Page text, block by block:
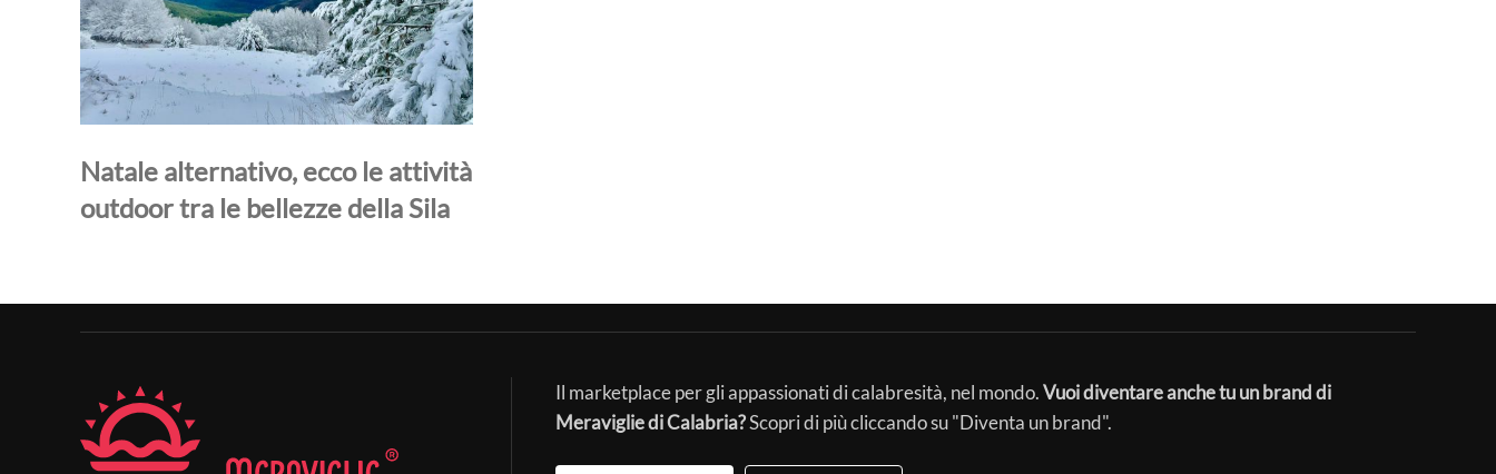
Natale alternativo, ecco le attività
outdoor tra le bellezze della Sila
Il marketplace per gli appassionati di calabresità, nel mondo.Vuoi diventare anche tu un brand di
Meraviglie di Calabria?Scopri di più cliccando su "Diventa un brand".